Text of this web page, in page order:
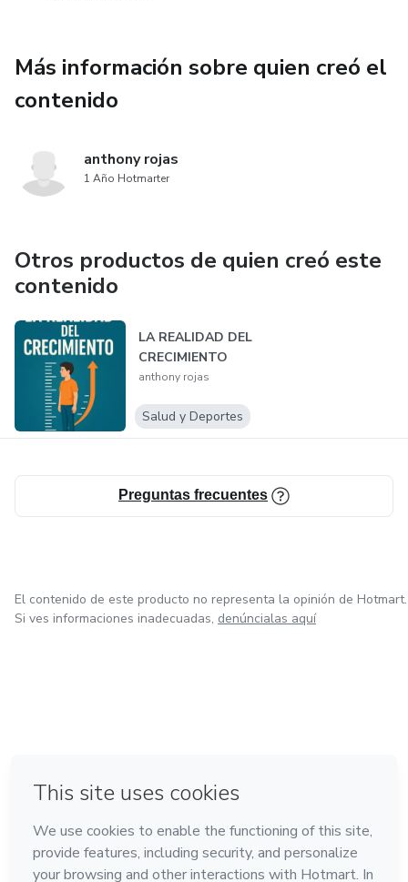
Más información sobre quien creó el
contenido
anthony rojas
1 Año Hotmarter
Otros productos de quien creó este
contenido
LA REALIDAD DEL
CRECIMIENTO
anthony rojas
Salud y Deportes
Preguntas frecuentes
El contenido de este producto no representa la opinión de Hotmart.
Si ves informaciones inadecuadas, denúncialas aquí
Hecho con❤ en Ciudad de México